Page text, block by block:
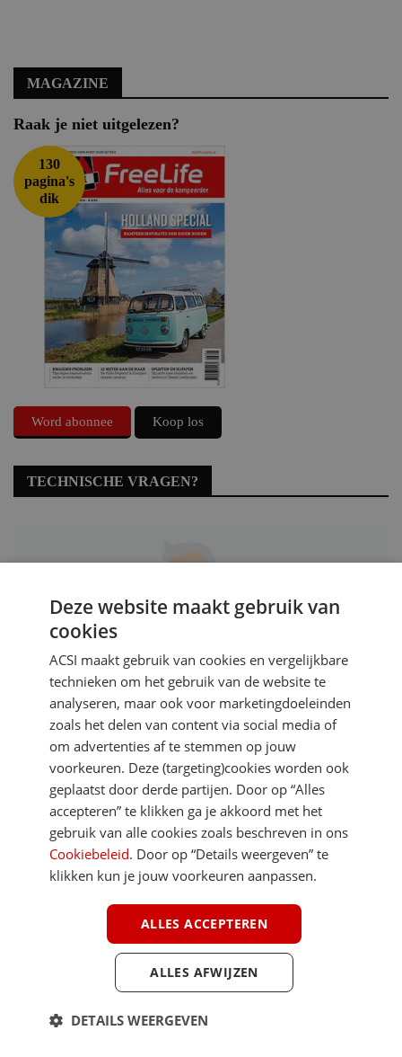
MAGAZINE
Raak je niet uitgelezen?
130
pagina's
dik
Word abonnee Koop los
TECHNISCHE VRAGEN?
FREELIFE TV
DOSSIERS
Deze website maakt gebruik van
cookies
ACSI maakt gebruik van cookies en vergelijkbare
technieken om het gebruik van de website te
analyseren, maar ook voor marketingdoeleinden
zoals het delen van content via social media of
om advertenties af te stemmen op jouw
voorkeuren. Deze (targeting)cookies worden ook
geplaatst door derde partijen. Door op “Alles
accepteren” te klikken ga je akkoord met het
gebruik van alle cookies zoals beschreven in ons
Cookiebeleid. Door op “Details weergeven” te
klikken kun je jouw voorkeuren aanpassen.
ALLES ACCEPTEREN
ALLES AFWIJZEN
DETAILS WEERGEVEN